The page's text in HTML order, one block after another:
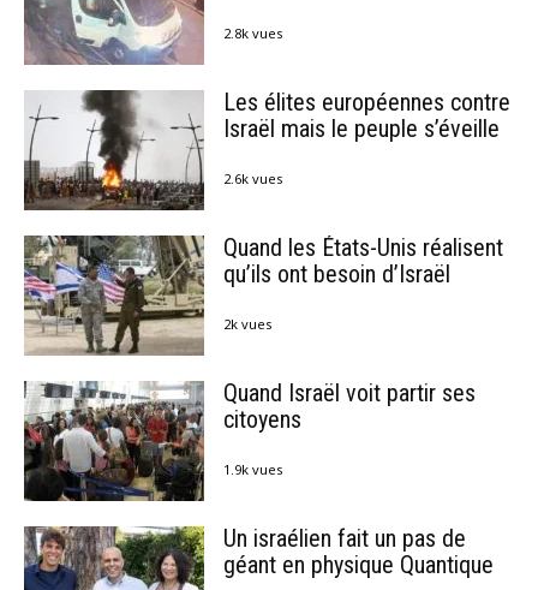
2.8k vues
Les élites européennes contre
Israël mais le peuple s’éveille
2.6k vues
Quand les États-Unis réalisent
qu’ils ont besoin d’Israël
2k vues
Quand Israël voit partir ses
citoyens
1.9k vues
Un israélien fait un pas de
géant en physique Quantique